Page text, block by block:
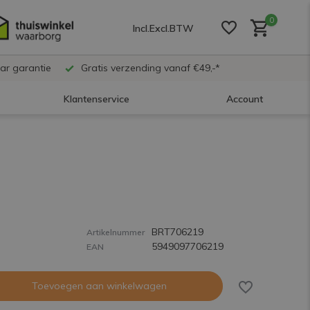
Incl.Excl.BTW
0
garantie Gratis verzending vanaf €49,-*
Klantenservice Account
Artikelnummer BRT706219
EAN 5949097706219
Toevoegen aan winkelwagen